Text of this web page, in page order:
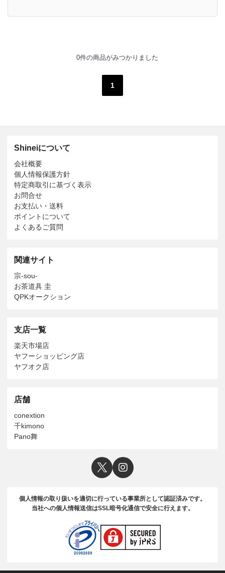
0件の商品がみつかりました
1
Shineiについて
会社概要
個人情報保護方針
特定商取引に基づく表示
お問合せ
お支払い・送料
ポイントについて
よくあるご質問
関連サイト
宗-sou-
お茶道具 圭
QPKオークション
支店一覧
楽天市場店
ヤフーショッピング店
ヤフオク店
店舗
conextion
千kimono
Pano舞
個人情報の取り扱いを適切に行っている事業所として認証済みです。
当社への個人情報送信はSSL暗号化通信で安全に行えます。